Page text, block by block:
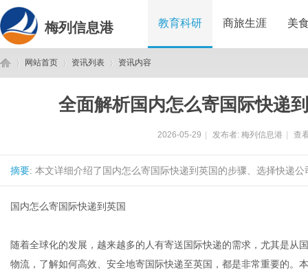
梅列信息港 教育科研 商旅生涯 美
网站首页 资讯列表 资讯内容
全面解析国内怎么寄国际快递
2026-05-29 发布者: 梅列信息港 查
摘要: 本文详细介绍了国内怎么寄国际快递到英国的步骤、选择快递
国内怎么寄国际快递到英国
随着全球化的发展，越来越多的人有寄送国际快递的需求，尤其是从
物流，了解如何高效、安全地寄国际快递至英国，都是非常重要的。